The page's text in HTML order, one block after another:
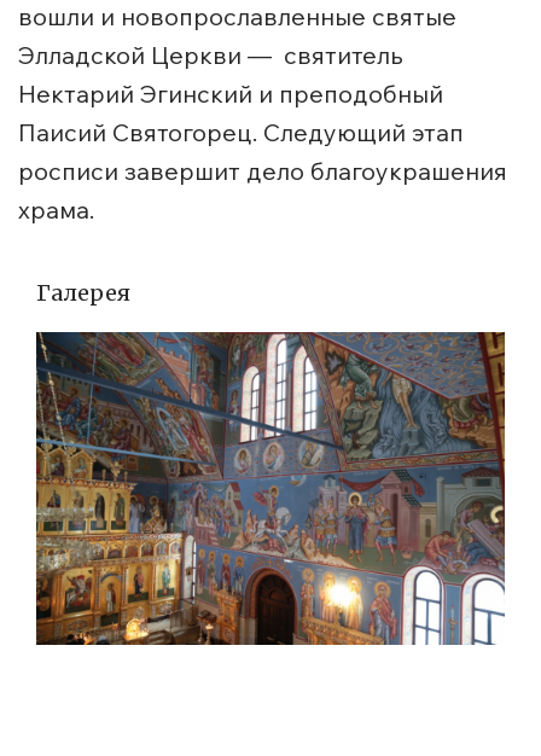
вошли и новопрославленные святые
Элладской Церкви — святитель
Нектарий Эгинский и преподобный
Паисий Святогорец. Следующий этап
росписи завершит дело благоукрашения
храма.
Галерея